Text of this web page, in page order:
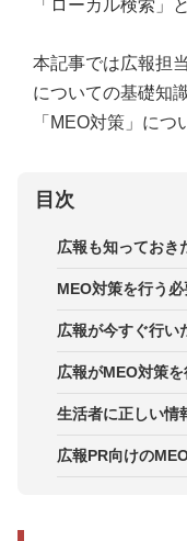
「ローカル検索」
本記事では広報担
についての基礎知
「MEO対策」につ
目次
広報も知っておき
MEO対策を行う
広報が今すぐ行い
対策1．
対策2．正
対策3．検
広報がMEO対策
生活者に正しい情
広報PR向けの